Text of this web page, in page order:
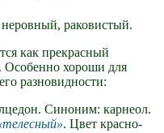
раковистый.
как прекрасный
хороши для
разновидности:
Синоним: карнеол.
телесный . Цвет красно-